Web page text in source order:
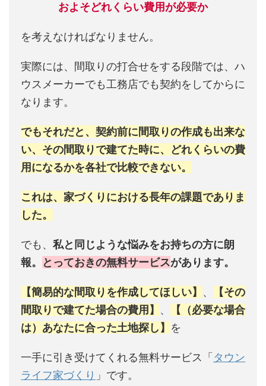
およそどれくらい費用が必要か
を考えなければなりません。
実際には、間取りの打合せをする段階では、ハ
ウスメーカーでも工務店でも契約をしてからに
なります。
でもそれだと、契約前に間取りの作成も出来な
い、その間取りで建てた時に、どれくらいの費
用になるかを各社で比較できない。
これは、家づくりにおける長年の課題でありま
した。
でも、 私と同じような悩みをお持ちの方に朗
報。
とっておきの無料サービスがあります。
【簡易的な間取りを作成してほしい】 、
【その
間取りで建てた場合の費用】 、
【（必要な場合
は）あなたに合った土地探し】 を
一手に引き受けてくれる無料サービス「 タウン
ライフ家づくり 」です。